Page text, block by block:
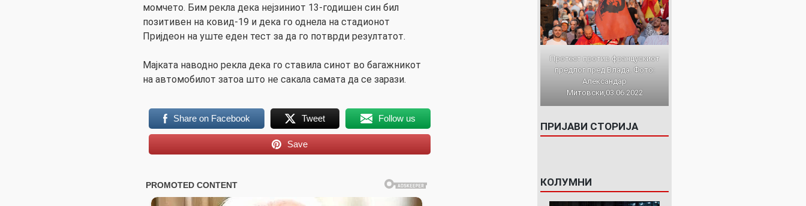
момчето. Бим рекла дека нејзиниот 13-годишен син бил
позитивен на ковид-19 и дека го однела на стадионот
Пријдеон на уште еден тест за да го потврди резултатот.
Мајката наводно рекла дека го ставила синот во багажникот
на автомобилот затоа што не сакала самата да се зарази.
Share on Facebook Tweet Follow us
Save
Протест против францускиот
предлог пред Влада. Фото:
Александар
Митовски,03.06.2022
ПРИЈАВИ СТОРИЈА
КОЛУМНИ